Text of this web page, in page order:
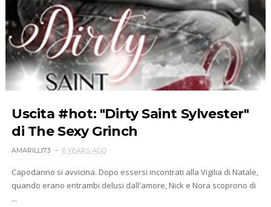
Uscita #hot: "Dirty Saint Sylvester"
di The Sexy Grinch
AMARILLI73 6 YEARS AGO
Capodanno si avvicina. Dopo essersi incontrati alla Vigilia di Natale,
quando erano entrambi delusi dall'amore, Nick e Nora scoprono di
...